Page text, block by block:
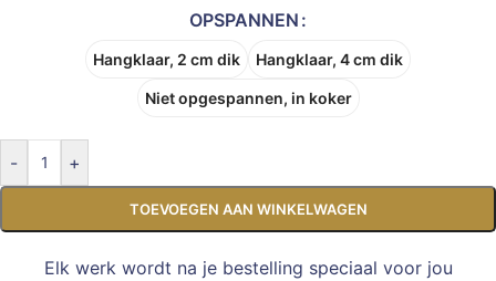
OPSPANNEN
Hangklaar, 2 cm dik Hangklaar, 4 cm dik
Niet opgespannen, in koker
- +
TOEVOEGEN AAN WINKELWAGEN
Elk werk wordt na je bestelling speciaal voor jou